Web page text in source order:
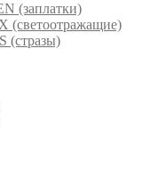
(заплатки)
(светоотражащие)
(стразы)